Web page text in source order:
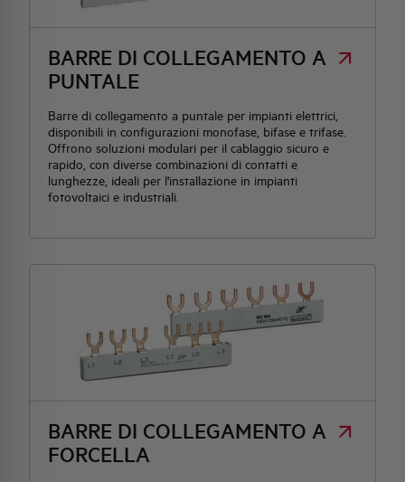
BARRE DI COLLEGAMENTO A
PUNTALE
Barre di collegamento a puntale per impianti elettrici,
disponibili in configurazioni monofase, bifase e trifase.
Offrono soluzioni modulari per il cablaggio sicuro e
rapido, con diverse combinazioni di contatti e
lunghezze, ideali per l'installazione in impianti
fotovoltaici e industriali.
BARRE DI COLLEGAMENTO A
FORCELLA
IMPEGNO SOCIALE